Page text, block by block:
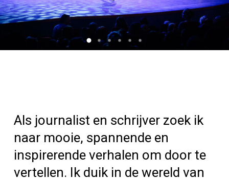
Als journalist en schrijver zoek ik
naar mooie, spannende en
inspirerende verhalen om door te
vertellen. Ik duik in de wereld van